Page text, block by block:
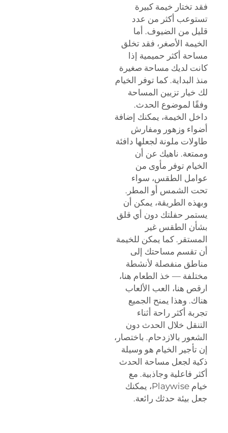
فقد تختار خيمة كبيرة
تستوعب أكثر من عدد
قليل من الضيوف. أما
الخيمة الأصغر، فقد تخلق
مساحة أكثر حميمية إذا
كانت لديك مساحة صغيرة
منذ البداية. كما توفر الخيام
لك خيار تزيين المساحة
وفقًا لموضوع الحدث.
داخل الخيمة، يمكنك إضافة
أضواء وزهور ومفارش
طاولات ملونة لجعلها دافئة
وممتعة. ناهيك عن أن
الخيام توفر مأوى من
عوامل الطقس، سواء
تحت الشمس أو المطر.
وبهذه الطريقة، يمكن أن
يستمر حفلتك دون أي قلق
بشأن الطقس غير
المستقر. كما يمكن للخيمة
أن تقسم مساحتك إلى
مناطق منفصلة لأنشطة
مختلفة — خذ الطعام هنا،
ارقص هنا، العب الألعاب
هناك. وهذا يمنح الجميع
تجربة أكثر راحة أثناء
التنقل خلال الحدث دون
الشعور بالازدحام. باختصار،
إن تأجير الخيام هو وسيلة
ذكية لجعل مساحة الحدث
أكثر فاعلية وجاذبية. مع
خيام Playwise، يمكنك
جعل بيئة حدثك رائعة.